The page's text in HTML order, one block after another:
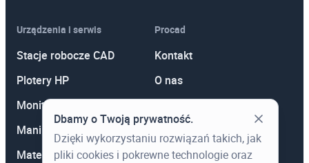
Urządzenia i serwis
Stacje robocze CAD
Plotery HP
Monitory
Manipulatory 3D
Materiały eksploatacyjne
Procad
Kontakt
O nas
Polityka prywatności
Aktualności
Dbamy o Twoją prywatność.
Dzięki wykorzystaniu rozwiązań takich, jak
pliki cookies i pokrewne technologie oraz